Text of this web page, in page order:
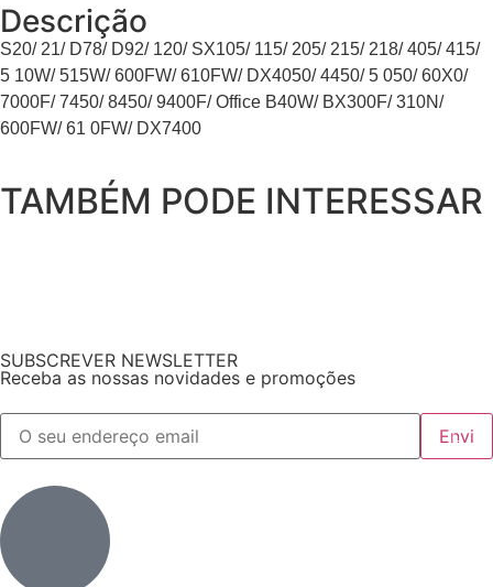
Descrição
S20/ 21/ D78/ D92/ 120/ SX105/ 115/ 205/ 215/ 218/ 405/ 415/
5 10W/ 515W/ 600FW/ 610FW/ DX4050/ 4450/ 5 050/ 60X0/
7000F/ 7450/ 8450/ 9400F/ Office B40W/ BX300F/ 310N/
600FW/ 61 0FW/ DX7400
TAMBÉM PODE INTERESSAR
SUBSCREVER NEWSLETTER
Receba as nossas novidades e promoções